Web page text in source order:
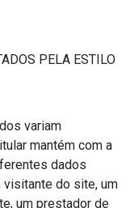
PELA ESTILO
variam
mantém com a
dados
do site, um
um prestador de